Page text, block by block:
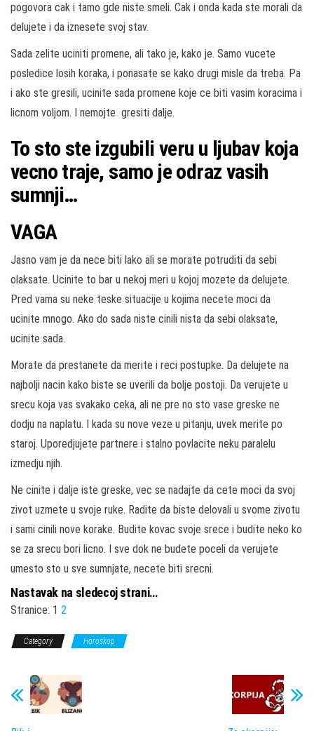
pogovora cak i tamo gde niste smeli. Cak i onda kada ste morali da
delujete i da iznesete svoj stav.
Sada zelite uciniti promene, ali tako je, kako je. Samo vucete
posledice losih koraka, i ponasate se kako drugi misle da treba. Pa
i ako ste gresili, ucinite sada promene koje ce biti vasim koracima i
licnom voljom. I nemojte gresiti dalje.
To sto ste izgubili veru u ljubav koja
vecno traje, samo je odraz vasih
sumnji…
VAGA
Jasno vam je da nece biti lako ali se morate potruditi da sebi
olaksate. Ucinite to bar u nekoj meri u kojoj mozete da delujete.
Pred vama su neke teske situacije u kojima necete moci da
ucinite mnogo. Ako do sada niste cinili nista da sebi olaksate,
ucinite sada.
Morate da prestanete da merite i reci postupke. Da delujete na
najbolji nacin kako biste se uverili da bolje postoji. Da verujete u
srecu koja vas svakako ceka, ali ne pre no sto vase greske ne
dodju na naplatu. I kada su nove veze u pitanju, uvek merite po
staroj. Uporedjujete partnere i stalno povlacite neku paralelu
izmedju njih.
Ne cinite i dalje iste greske, vec se nadajte da cete moci da svoj
zivot uzmete u svoje ruke. Radite da biste delovali u svome zivotu
i sami cinili nove korake. Budite kovac svoje srece i budite neko ko
se za srecu bori licno. I sve dok ne budete poceli da verujete
umesto sto u sve sumnjate, necete biti srecni.
Nastavak na sledecoj strani…
Stranice: 1 2
Category Horoskop